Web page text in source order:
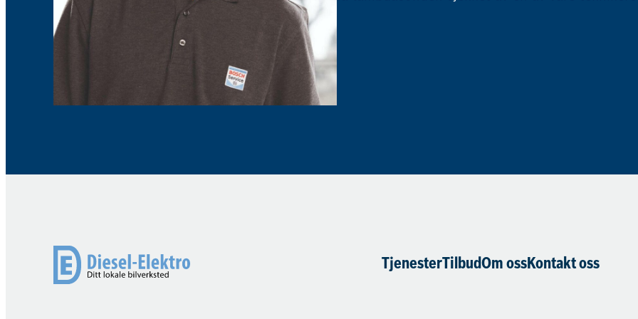
TjenesterTilbudOm ossKontakt oss